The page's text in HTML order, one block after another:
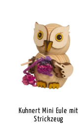
Kuhnert Mini Eule mit
Strickzeug